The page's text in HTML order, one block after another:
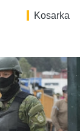
Kosarka